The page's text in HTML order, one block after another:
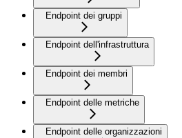
Endpoint dei gruppi
Endpoint dell'infrastruttura
Endpoint dei membri
Endpoint delle metriche
Endpoint delle organizzazioni